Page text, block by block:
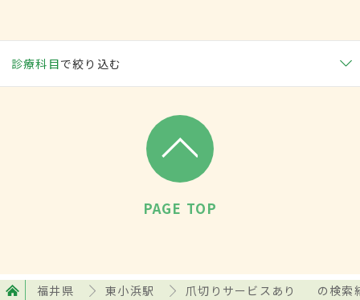
診療科目で絞り込む
PAGE TOP
福井県 東小浜駅 爪切りサービスあり の検索